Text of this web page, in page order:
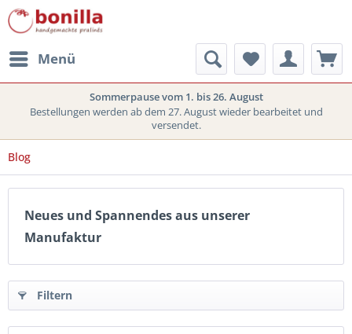
Menü
Sommerpause vom 1. bis 26. August
Bestellungen werden ab dem 27. August wieder bearbeitet und
versendet.
Blog
Neues und Spannendes aus unserer
Manufaktur
Filtern